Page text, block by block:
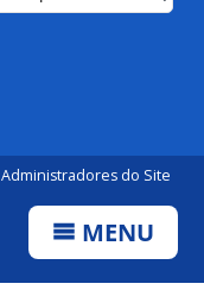
Participe
Administradores do Site
MENU